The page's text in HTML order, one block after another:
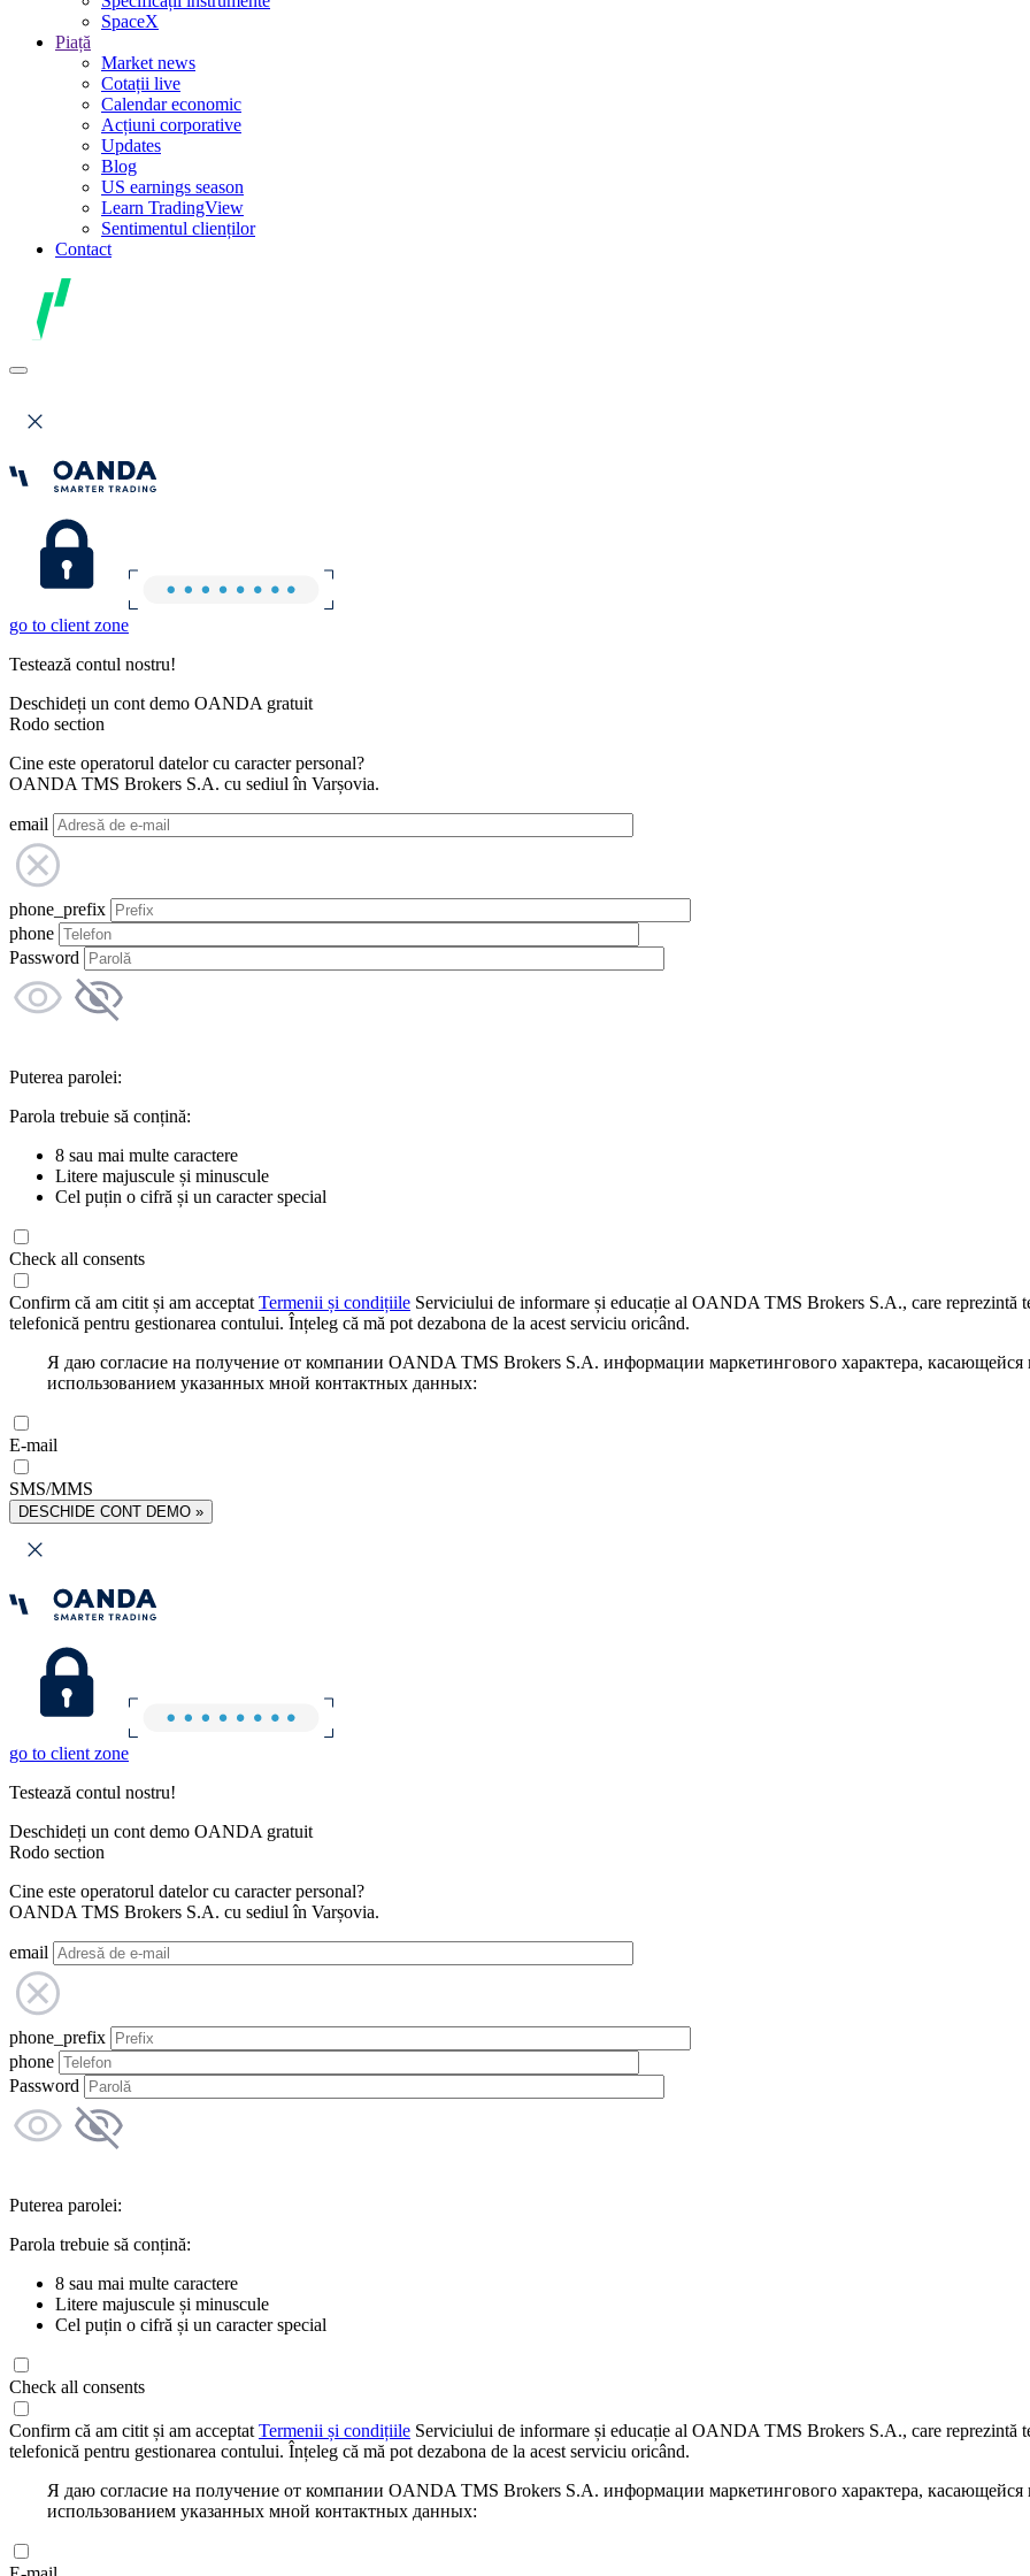
SpaceX
Piață
Market news
Cotații live
Calendar economic
Acțiuni corporative
Updates
Blog
US earnings season
Learn TradingView
Sentimentul clienților
Contact
go to client zone
Testează contul nostru!
Deschideți un cont demo OANDA gratuit
Rodo section
Cine este operatorul datelor cu caracter personal?
OANDA TMS Brokers S.A. cu sediul în Varșovia.
email
phone_prefix
phone
Password
Puterea parolei:
Parola trebuie să conțină:
8 sau mai multe caractere
Litere majuscule și minuscule
Cel puțin o cifră și un caracter special
Check all consents
Confirm că am citit și am acceptat Termenii și condițiile Serviciului de informare și educație al OANDA TMS Brokers S.A., care reprezintă
telefonică pentru gestionarea contului. Înțeleg că mă pot dezabona de la acest serviciu oricând.
Я даю согласие на получение от компании OANDA TMS Brokers S.A. информации маркетингового характера,
использованием указанных мной контактных данных:
E-mail
SMS/MMS
DESCHIDE CONT DEMO »
go to client zone
Testează contul nostru!
Deschideți un cont demo OANDA gratuit
Rodo section
Cine este operatorul datelor cu caracter personal?
OANDA TMS Brokers S.A. cu sediul în Varșovia.
email
phone_prefix
phone
Password
Puterea parolei:
Parola trebuie să conțină:
8 sau mai multe caractere
Litere majuscule și minuscule
Cel puțin o cifră și un caracter special
Check all consents
Confirm că am citit și am acceptat Termenii și condițiile Serviciului de informare și educație al OANDA TMS Brokers S.A., care reprezintă
telefonică pentru gestionarea contului. Înțeleg că mă pot dezabona de la acest serviciu oricând.
Я даю согласие на получение от компании OANDA TMS Brokers S.A. информации маркетингового характера,
использованием указанных мной контактных данных: